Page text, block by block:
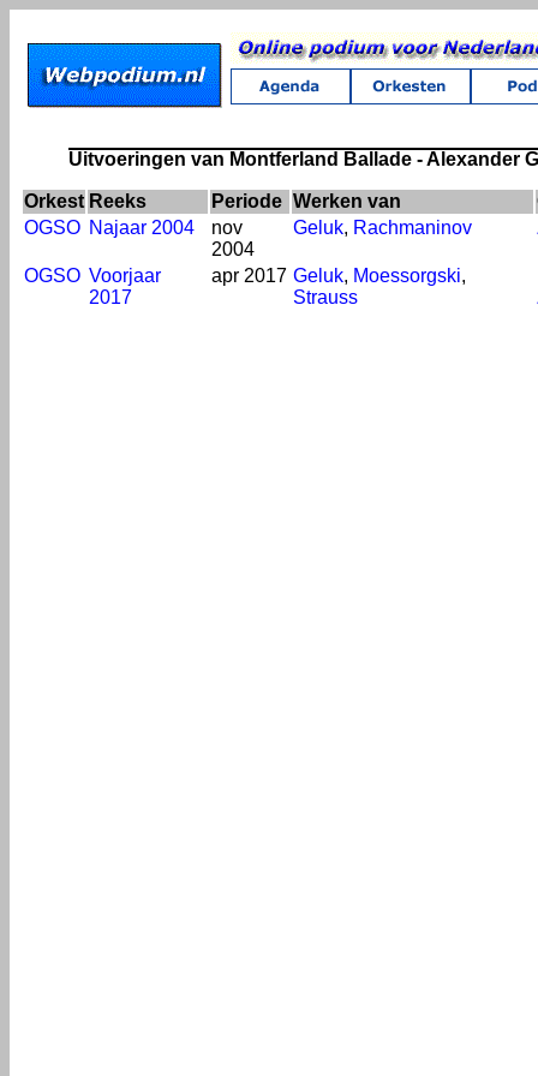
Uitvoeringen van Montferland Ballade - Alexander
Orkest Reeks Periode Werken van
OGSO Najaar 2004
nov
2004
Geluk, Rachmaninov
OGSO Voorjaar
2017
apr 2017 Geluk, Moessorgski,
Strauss